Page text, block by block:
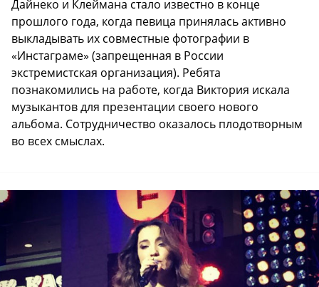
Дайнеко и Клеймана стало известно в конце
прошлого года, когда певица принялась активно
выкладывать их совместные фотографии в
«Инстаграме» (запрещенная в России
экстремистская организация). Ребята
познакомились на работе, когда Виктория искала
музыкантов для презентации своего нового
альбома. Сотрудничество оказалось плодотворным
во всех смыслах.